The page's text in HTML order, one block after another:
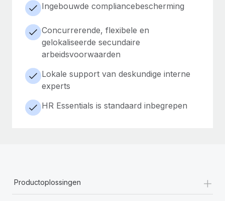
Ingebouwde compliancebescherming
Concurrerende, flexibele en
gelokaliseerde secundaire
arbeidsvoorwaarden
Lokale support van deskundige interne
experts
HR Essentials is standaard inbegrepen
Productoplossingen +